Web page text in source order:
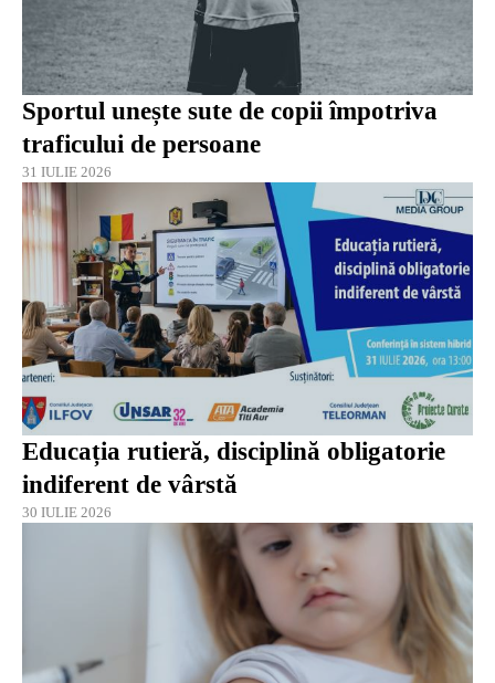
Sportul unește sute de copii împotriva
traficului de persoane
31 IULIE 2026
Educația rutieră, disciplină obligatorie
indiferent de vârstă
30 IULIE 2026